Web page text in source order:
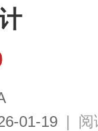
01-19 | 阅